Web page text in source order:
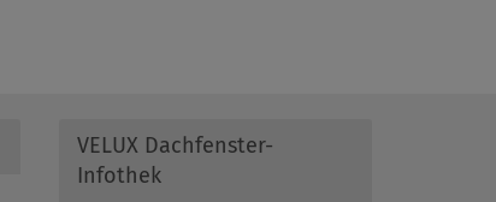
VELUX Dachfenster-
Infothek